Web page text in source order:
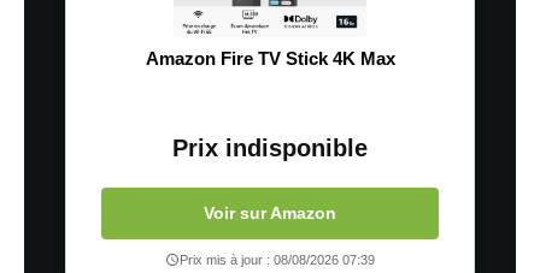
Amazon Fire TV Stick 4K Max
Prix indisponible
Voir sur Amazon
Prix mis à jour : 08/08/2026 07:39